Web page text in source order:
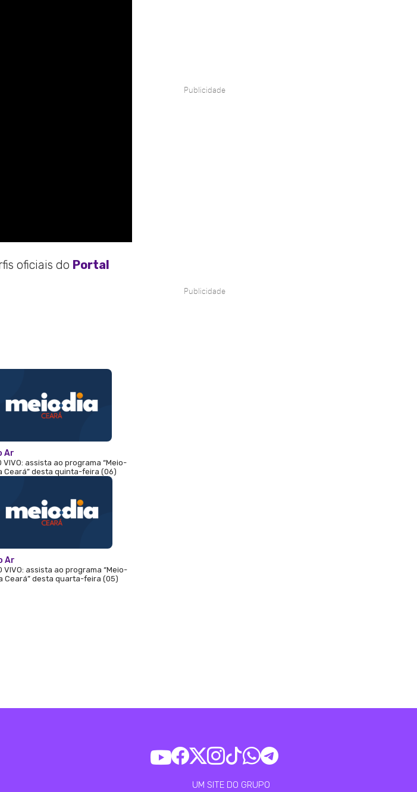
oficiais do Portal
Ar
VIVO: assista ao programa “Meio-
Ceará” desta quinta-feira (06)
Ar
VIVO: assista ao programa “Meio-
Ceará” desta quarta-feira (05)
Publicidade
Publicidade
UM SITE DO GRUPO